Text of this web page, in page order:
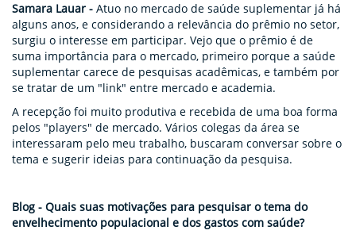
Samara Lauar - Atuo no mercado de saúde suplementar já há
alguns anos, e considerando a relevância do prêmio no setor,
surgiu o interesse em participar. Vejo que o prêmio é de
suma importância para o mercado, primeiro porque a saúde
suplementar carece de pesquisas acadêmicas, e também por
se tratar de um "link" entre mercado e academia.
A recepção foi muito produtiva e recebida de uma boa forma
pelos "players" de mercado. Vários colegas da área se
interessaram pelo meu trabalho, buscaram conversar sobre o
tema e sugerir ideias para continuação da pesquisa.
Blog - Quais suas motivações para pesquisar o tema do
envelhecimento populacional e dos gastos com saúde?